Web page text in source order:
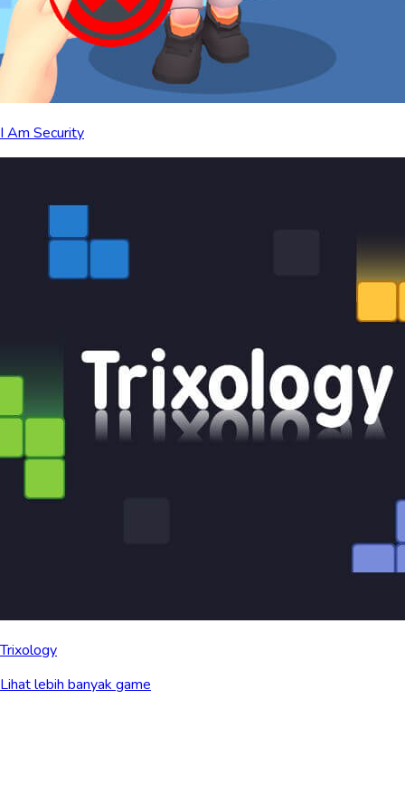
I Am Security
Trixology
Lihat lebih banyak game